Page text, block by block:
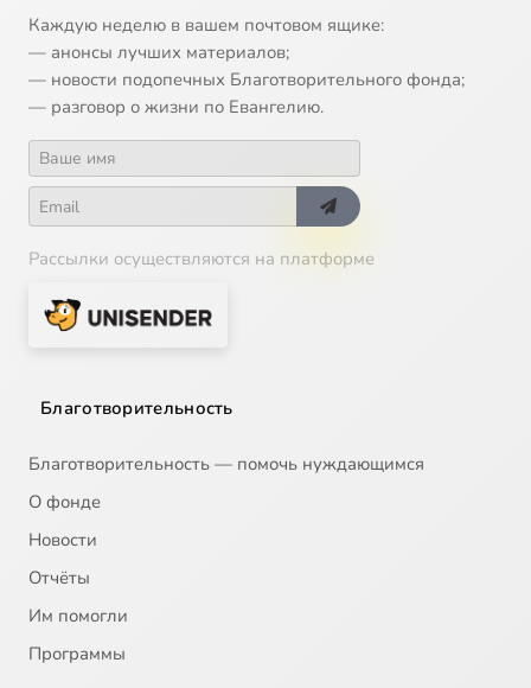
Каждую неделю в вашем почтовом ящике:
— анонсы лучших материалов;
— новости подопечных Благотворительного фонда;
— разговор о жизни по Евангелию.
Рассылки осуществляются на платформе
Благотворительность
Благотворительность — помочь нуждающимся
О фонде
Новости
Отчёты
Им помогли
Программы